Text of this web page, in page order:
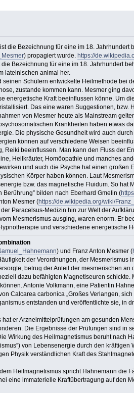
die Bezeichnung für eine im 18.
) propagiert wurde. https://
Bezeichnung für eine im 18. Jahrhundert
lateinischen animal her.
seinen Schülern entwickelte Heilmethode
zustande kommen kann. Mesmer ging
energetische Kraft beeinflussen könne. Um
Das eine waren Suggestionen,
von Mesmer heute als Mainstream
Krankheiten haben etwas
Die physische Gesundheit wird auch
können auf verschiedene Weisen
beeinflussen. Man kann den Fluss der
Heilkräuter, Homöopathie und manches
und auch die Psyche hat einen großen
Körper haben können. Laut
bzw. das magnetische Fluidum. So
bilden nach Eberhard Gmelin (
Mesmer (https://de.wikipedia.org/wiki/
Paracelsus-Medizin hin zur Welt der
Mesmerismus ausging, waren enorm. Er
und verschiedene energetische
) und Franz Anton Mesmer (
der Verordnungen, der
betrug der Anteil der mesmerischen
dazu befähigten Magnetiseuren
Antonie Volkmann, eine Patientin
Calcarea carbonica „Großes Verlangen,
entstanden und veröffentlichte sie,
er Arzneimittelprüfungen am gesunden
Die Ergebnisse der Prüfungen sind in
Wirkung des Heilmagnetismus beruht nach
von Lebensenergie durch den
Physik verständlichen Kraft des
Heilmagnetismus spricht Hahnemann die
eine immaterielle Kraftübertragung auf den